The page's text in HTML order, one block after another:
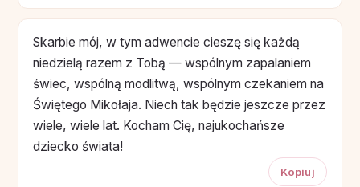
Skarbie mój, w tym adwencie cieszę się każdą
niedzielą razem z Tobą — wspólnym zapalaniem
świec, wspólną modlitwą, wspólnym czekaniem na
Świętego Mikołaja. Niech tak będzie jeszcze przez
wiele, wiele lat. Kocham Cię, najukochańsze
dziecko świata!
Kopiuj